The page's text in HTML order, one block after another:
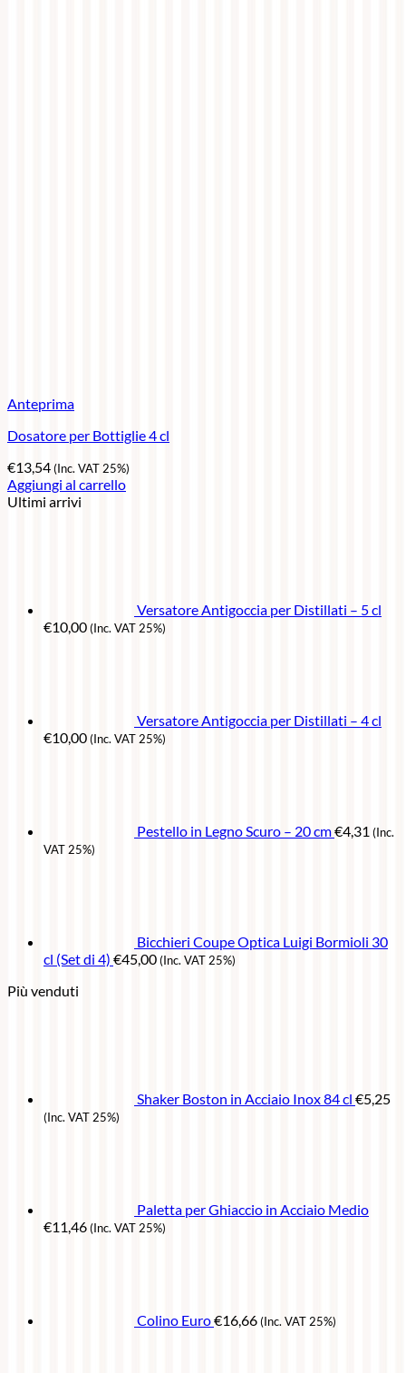
Anteprima
Dosatore per Bottiglie 4 cl
€13,54(Inc. VAT 25%)
Aggiungi al carrello
Ultimi arrivi
Versatore Antigoccia per Distillati – 5 cl
€10,00(Inc. VAT 25%)
Versatore Antigoccia per Distillati – 4 cl
€10,00(Inc. VAT 25%)
Pestello in Legno Scuro – 20 cm€4,31 (Inc.
VAT 25%)
Bicchieri Coupe Optica Luigi Bormioli 30
cl (Set di 4) €45,00(Inc. VAT 25%)
Più venduti
Shaker Boston in Acciaio Inox 84 cl €5,25
(Inc. VAT 25%)
Paletta per Ghiaccio in Acciaio Medio
€11,46(Inc. VAT 25%)
Colino Euro€16,66(Inc. VAT 25%)